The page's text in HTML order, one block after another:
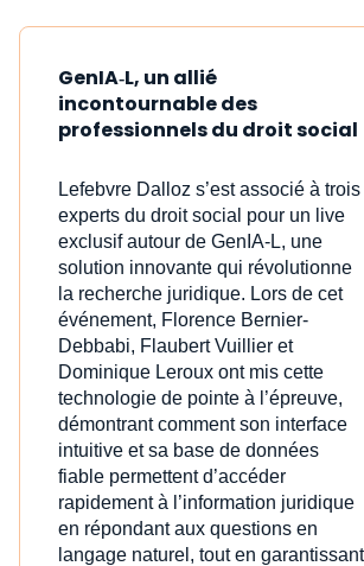
GenIA‑L, un allié
incontournable des
professionnels du droit social
Lefebvre Dalloz s’est associé à trois
experts du droit social pour un live
exclusif autour de GenIA‑L, une
solution innovante qui révolutionne
la recherche juridique. Lors de cet
événement, Florence Bernier-
Debbabi, Flaubert Vuillier et
Dominique Leroux ont mis cette
technologie de pointe à l’épreuve,
démontrant comment son interface
intuitive et sa base de données
fiable permettent d’accéder
rapidement à l’information juridique
en répondant aux questions en
langage naturel, tout en garantissant